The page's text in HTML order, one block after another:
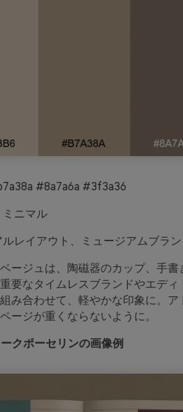
#8a7a6a #3f3a36
ニマル
レイアウト、ミュージアムブラ
ージュは、陶磁器のカップ、手
要なタイムレスブランドやエデ
み合わせて、軽やかな印象に。
ージが重くならないように。
クポーセリンの画像例